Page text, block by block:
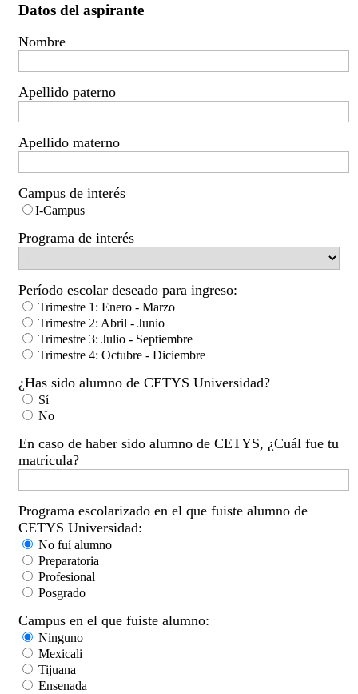
Datos del aspirante
Nombre
Apellido paterno
Apellido materno
Campus de interés
I-Campus
Programa de interés
Período escolar deseado para ingreso:
Trimestre 1: Enero - Marzo
Trimestre 2: Abril - Junio
Trimestre 3: Julio - Septiembre
Trimestre 4: Octubre - Diciembre
¿Has sido alumno de CETYS Universidad?
Sí
No
En caso de haber sido alumno de CETYS, ¿Cuál fue tu
matrícula?
Programa escolarizado en el que fuiste alumno de
CETYS Universidad:
No fuí alumno
Preparatoria
Profesional
Posgrado
Campus en el que fuiste alumno:
Ninguno
Mexicali
Tijuana
Ensenada